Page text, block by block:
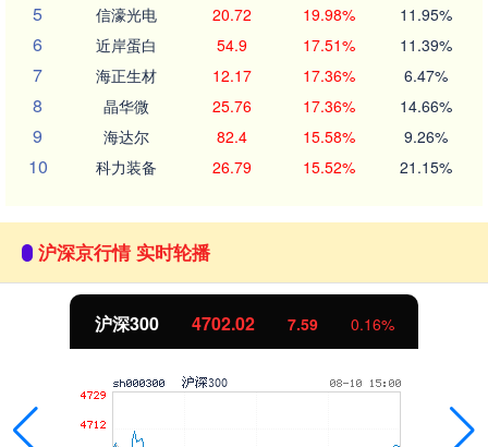
5 信濠光电 20.72 19.98% 11.95%
6 近岸蛋白 54.9 17.51% 11.39%
7 海正生材 12.17 17.36% 6.47%
8 晶华微 25.76 17.36% 14.66%
9 海达尔 82.4 15.58% 9.26%
10 科力装备 26.79 15.52% 21.15%
沪深京行情 实时轮播
沪深300 4702.02 7.59 0.16%